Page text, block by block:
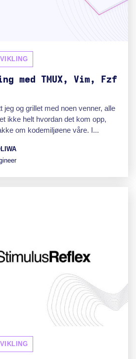
med TMUX, Vim, Fzf
jeg og grillet med noen venner, alle
ikke helt hvordan det kom opp,
om kodemiljøene våre. I...